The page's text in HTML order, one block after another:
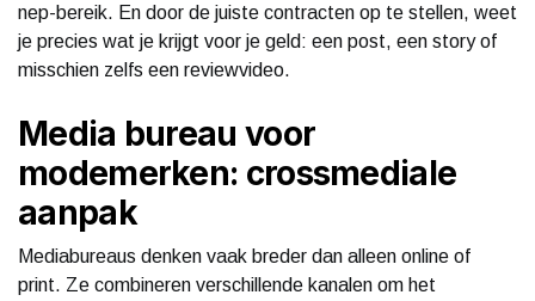
nep-bereik. En door de juiste contracten op te stellen, weet
je precies wat je krijgt voor je geld: een post, een story of
misschien zelfs een reviewvideo.
Media bureau voor
modemerken: crossmediale
aanpak
Mediabureaus denken vaak breder dan alleen online of
print. Ze combineren verschillende kanalen om het